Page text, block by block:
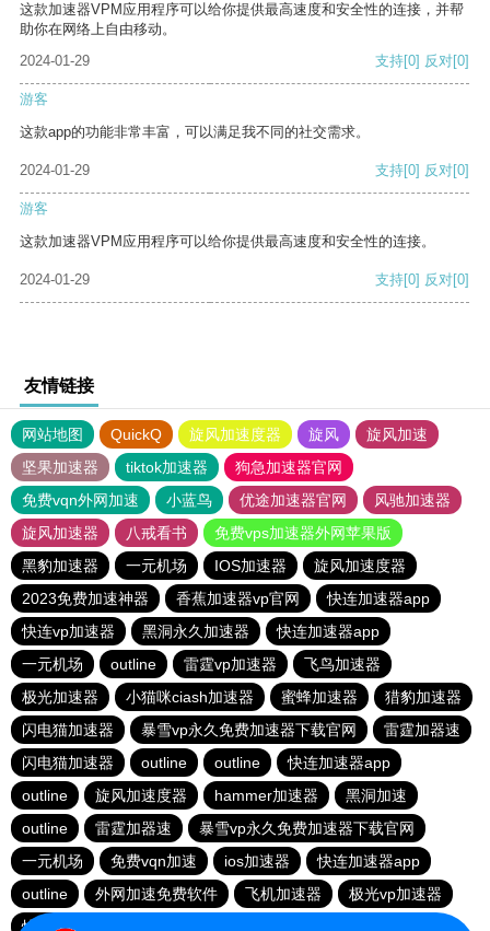
这款加速器VPM应用程序可以给你提供最高速度和安全性的连接，并帮
助你在网络上自由移动。
2024-01-29
支持[0] 反对[0]
游客
这款app的功能非常丰富，可以满足我不同的社交需求。
2024-01-29 支持[0] 反对[0]
游客
这款加速器VPM应用程序可以给你提供最高速度和安全性的连接。
2024-01-29 支持[0] 反对[0]
友情链接
网站地图 QuickQ 旋风加速度器 旋风
旋风加速
坚果加速器
tiktok加速器
狗急加速器官网
免费vqn外网加速
小蓝鸟 优途加速器官网
风驰加速器
旋风加速器
八戒看书
免费vps加速器外网苹果版
黑豹加速器
一元机场 IOS加速器
旋风加速度器
2023免费加速神器
香蕉加速器vp官网
快连加速器app
快连vp加速器
黑洞永久加速器
快连加速器app
一元机场
outline 雷霆vp加速器
飞鸟加速器
极光加速器
小猫咪ciash加速器 蜜蜂加速器
猎豹加速器
闪电猫加速器
暴雪vp永久免费加速器下载官网
雷霆加器速
闪电猫加速器
outline outline
快连加速器app
outline
旋风加速度器 hammer加速器
黑洞加速
outline
雷霆加器速
暴雪vp永久免费加速器下载官网
一元机场
免费vqn加速 ios加速器
快连加速器app
outline
外网加速免费软件 飞机加速器
极光vp加速器
快连加速器app